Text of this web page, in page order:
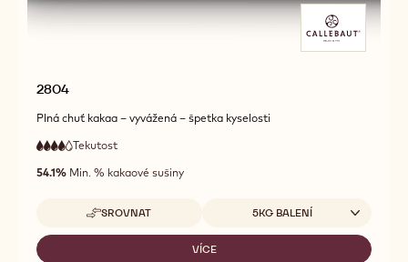
2804
Plná chuť kakaa – vyvážená – špetka kyselosti
4
out
Tekutost
tekutost
54.1% Min. % kakaové sušiny
SROVNAT
-
2804
Dostupná balení
5KG BALENÍ
VÍCE
-